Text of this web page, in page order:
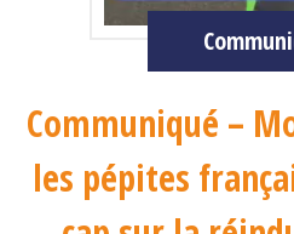
Communiqué –
les pépites